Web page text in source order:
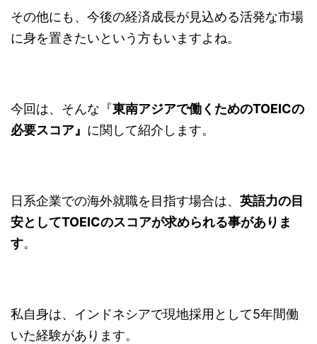
その他にも、今後の経済成長が見込める活発な市場
に身を置きたいという方もいますよね。
今回は、そんな『東南アジアで働くためのTOEICの
必要スコア』 に関して紹介します。
日系企業での海外就職を目指す場合は、 英語力の目
安としてTOEICのスコアが求められる事がありま
す。
私自身は、インドネシアで現地採用として5年間働
いた経験があります。